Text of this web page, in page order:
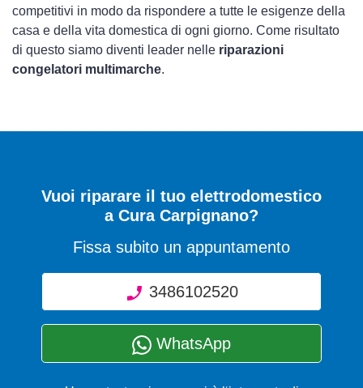
competitivi in modo da rispondere a tutte le esigenze della
casa e della vita domestica di ogni giorno. Come risultato
di questo siamo diventi leader nelle riparazioni
congelatori multimarche.
Vuoi riparare il tuo elettrodomestico
a Cura Carpignano?
Fissa subito un appuntamento
3486102520
WhatsApp